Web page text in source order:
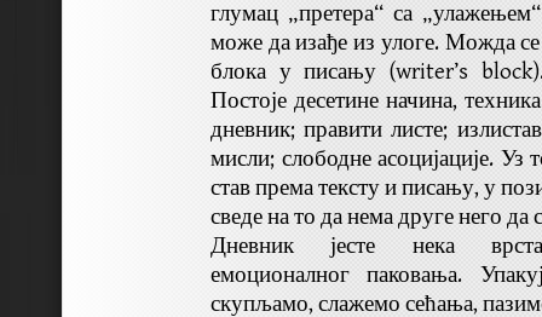
глумац „претера“ са
може да изађе из улоге. Можда
блока у писању (writer’s
Постоје десетине начина,
дневник; правити листе;
мисли; слободне асоцијације.
став према тексту и писању, у
сведе на то да нема друге него да
Дневник јесте нека врста
емоционалног паковања.
скупљамо, слажемо сећања,